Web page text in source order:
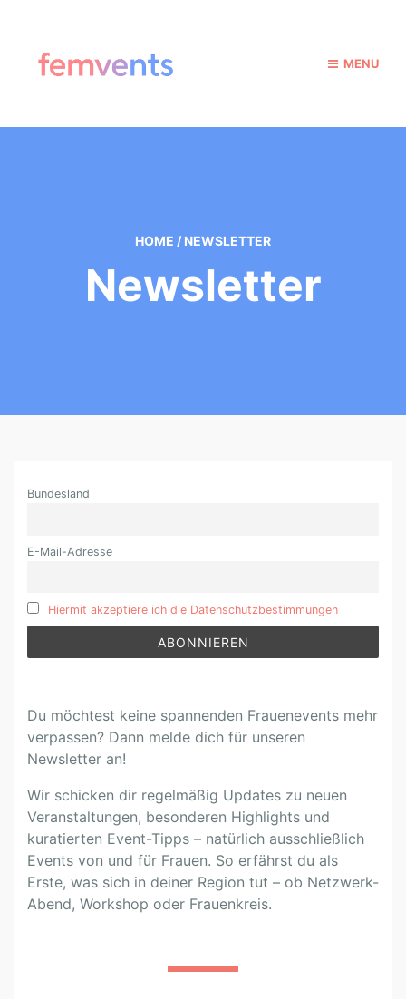
MENU
HOME / NEWSLETTER
Newsletter
N
E
S
T
T
E
Bundesland
E-Mail-Adresse
Hiermit akzeptiere ich die Datenschutzbestimmungen
Du möchtest keine spannenden Frauenevents mehr
verpassen? Dann melde dich für unseren
Newsletter an!
Wir schicken dir regelmäßig Updates zu neuen
Veranstaltungen, besonderen Highlights und
kuratierten Event-Tipps – natürlich ausschließlich
Events von und für Frauen. So erfährst du als
Erste, was sich in deiner Region tut – ob Netzwerk-
Abend, Workshop oder Frauenkreis.